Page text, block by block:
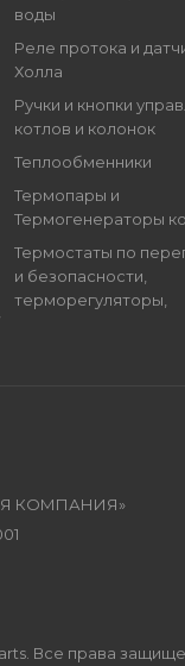
воды
Реле протока и
Холла
Ручки и кнопки
котлов и колонок
Теплообменники
Термопары и
Термогенераторы
Термостаты по
и безопасности,
терморегуляторы,
Бренды
КОМПАНИЯ»
Все права